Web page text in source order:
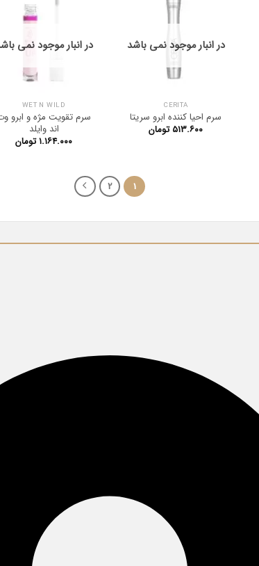
در انبار موجود نمی باشد
CERITA
سرم احیا کننده ابرو سریتا
۵۱۳.۶۰۰ تومان
در انبار موجود نمی
WET N WILD
سرم تقویت مژه و ابرو
اند وایلد
۱.۱۶۴.۰۰۰تومان
1
2